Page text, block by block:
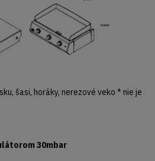
šasi, horáky, nerezové veko * nie je
30mbar